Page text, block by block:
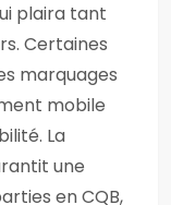
plaira tant
Certaines
marquages
mobile
La
une
en CQB,